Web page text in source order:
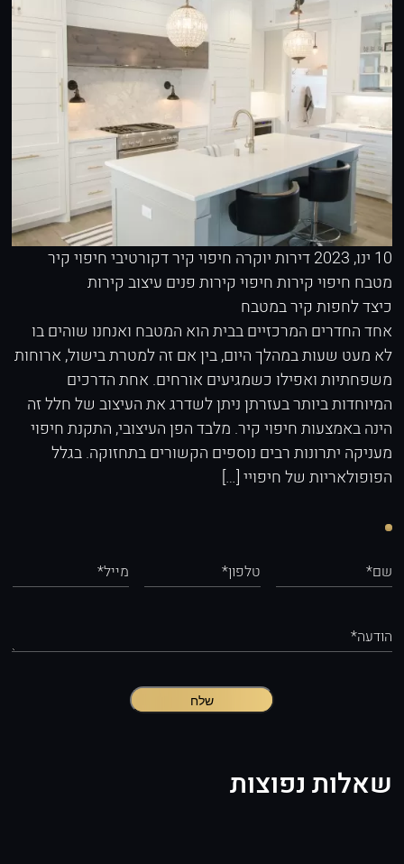
10 ינו, 2023 דירות יוקרה חיפוי קיר דקורטיביחיפוי קיר
מטבח חיפוי קירותחיפוי קירות פנים עיצוב קירות
כיצד לחפות קיר במטבח
אחד החדרים המרכזיים בבית הוא המטבח ואנחנו שוהים בו
לא מעט שעות במהלך היום, בין אם זה למטרת בישול, ארוחות
משפחתיות ואפילו כשמגיעים אורחים. אחת הדרכים
המיוחדות ביותר בעזרתן ניתן לשדרג את העיצוב של חלל זה
הינה באמצעות חיפוי קיר. מלבד הפן העיצובי, התקנת חיפוי
מעניקה יתרונות רבים נוספים הקשורים בתחזוקה. בגלל
הפופולאריות של חיפויי […]
שם* טלפון* מייל*
הודעה*
שלח
שאלות נפוצות